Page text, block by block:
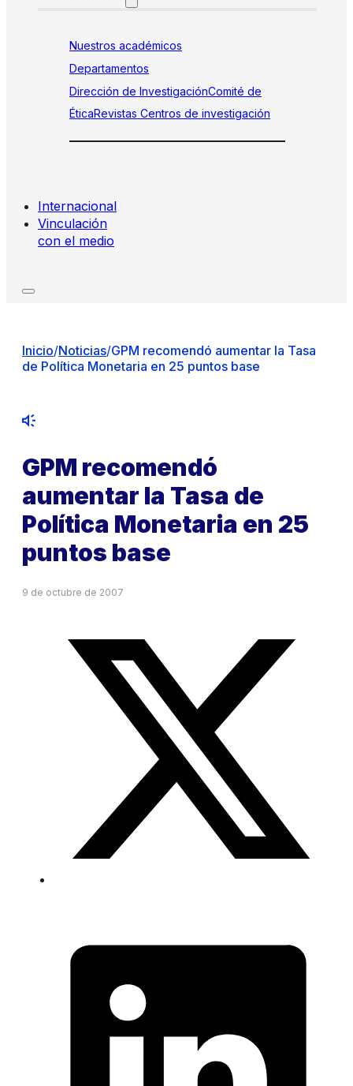
Nuestros académicos
Departamentos
Dirección de InvestigaciónComité de
ÉticaRevistas Centros de investigación
Internacional
Vinculación
con el medio
Inicio/Noticias/GPM recomendó aumentar la Tasa
de Política Monetaria en 25 puntos base
GPM recomendó
aumentar la Tasa de
Política Monetaria en 25
puntos base
9 de octubre de 2007